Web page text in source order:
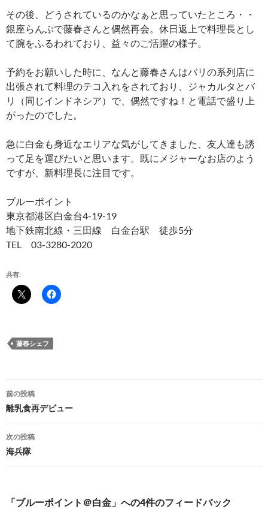
その後、どうされているのかなぁと思っていたところ・・
銀座らんぷで藤春さんと偶然再会。休日返上で料理長とし
て腕をふるわれており、益々のご活躍の様子。
予約をお願いした時に、なんと藤春さんはバリの系列店に
出張されて料理のテコ入れをされており、ジャカルタとバ
リ（同じインドネシア）で、偶然ですね！と電話で盛り上
がったのでした。
急に白金も身近なエリアな気がしてきました、友人達も誘
って足を運びたいと思います。既にメジャーなお店のよう
ですが、新料理長に注目です。
ブルーポイント
東京都港区白金台4-19-19
地下鉄南北線・三田線 白金台駅 徒歩5分
TEL 03-3280-2020
共有:
藤春シェフ
投
稿
ナ
ビ
ゲ
ー
前の投稿
離乳食再デビュー
次の投稿
海兵隊
「ブルーポイント＠白金」への4件のフィードバック